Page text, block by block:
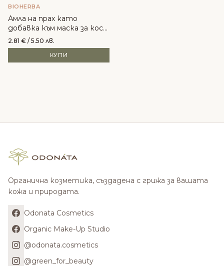
BIOHERBA
Амла на прах като
добавка към маска за коса
и лице (Emblica Officinalis)-
100g
2.81 € / 5.50 лв.
КУПИ
Органична козметика, създадена с грижа за вашата
кожа и природата.
Odonata Cosmetics
Organic Make-Up Studio
@odonata.cosmetics
@green_for_beauty